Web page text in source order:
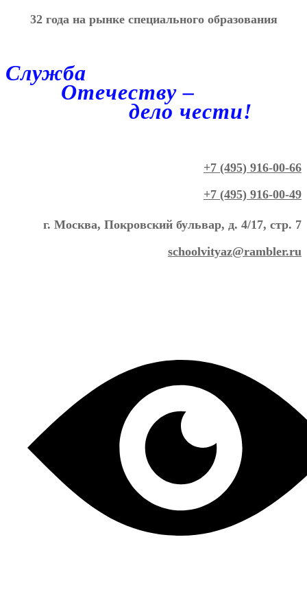
32 года на рынке специального образования
Служба
Отечеству –
дело чести!
+7 (495) 916-00-66
+7 (495) 916-00-49
г. Москва, Покровский бульвар, д. 4/17, стр. 7
schoolvityaz@rambler.ru